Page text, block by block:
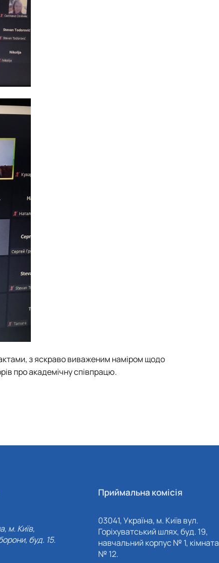
з яскраво виваженим наміром щодо
про академічну співпрацю.
м. Київ,
буд. 15.
Приймальна комісія
03041, Україна, м. Київ вул.
Горіхуватський шлях, буд. 19,
навчальний корпус № 1, кімната
№ 12.